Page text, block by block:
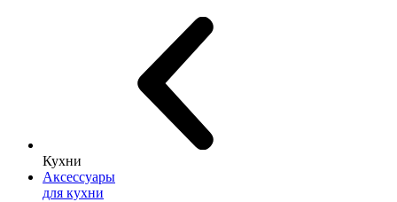
Кухни
Аксессуары
для кухни